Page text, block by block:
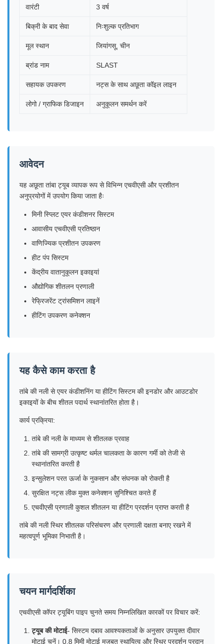
वारंटी 3 वर्ष
बिक्री के बाद सेवा निःशुल्क प्रतिभाग
मूल स्थान जियांगसू, चीन
ब्रांड नाम SLAST
सहायक उपकरण नट्स के साथ अछूता कॉइल लाइन
लोगो / ग्राफिक डिजाइन अनुकूलन समर्थन करें
आवेदन
यह अछूता तांबा ट्यूब व्यापक रूप से विभिन्न एचवीएसी और प्रशीतन
अनुप्रयोगों में उपयोग किया जाता हैः
मिनी स्प्लिट एयर कंडीशनर सिस्टम
आवासीय एचवीएसी प्रतिष्ठान
वाणिज्यिक प्रशीतन उपकरण
हीट पंप सिस्टम
केंद्रीय वातानुकूलन इकाइयां
औद्योगिक शीतलन प्रणाली
रेफ्रिजरेंट ट्रांसमिशन लाइनें
हीटिंग उपकरण कनेक्शन
यह कैसे काम करता है
तांबे की नली से एयर कंडीशनिंग या हीटिंग सिस्टम की इनडोर और आउटडोर
इकाइयों के बीच शीतल पदार्थ स्थानांतरित होता है।
कार्य प्रक्रिया:
तांबे की नली के माध्यम से शीतलक प्रवाह
तांबे की सामग्री उत्कृष्ट थर्मल चालकता के कारण गर्मी को तेजी से
स्थानांतरित करती है
इन्सुलेशन परत ऊर्जा के नुकसान और संघनक को रोकती है
सुरक्षित नट्स लीक मुक्त कनेक्शन सुनिश्चित करते हैं
एचवीएसी प्रणाली कुशल शीतलन या हीटिंग प्रदर्शन प्राप्त करती है
तांबे की नली स्थिर शीतलक परिसंचरण और प्रणाली दक्षता बनाए रखने में
महत्वपूर्ण भूमिका निभाती है।
चयन मार्गदर्शिका
एचवीएसी कॉपर ट्यूबिंग पाइप चुनते समय निम्नलिखित कारकों पर विचार करें:
ट्यूब की मोटाई- सिस्टम दबाव आवश्यकताओं के अनुसार उपयुक्त दीवार
मोटाई चुनें। 0.8 मिमी मोटाई मजबूत स्थायित्व और स्थिर प्रदर्शन प्रदान